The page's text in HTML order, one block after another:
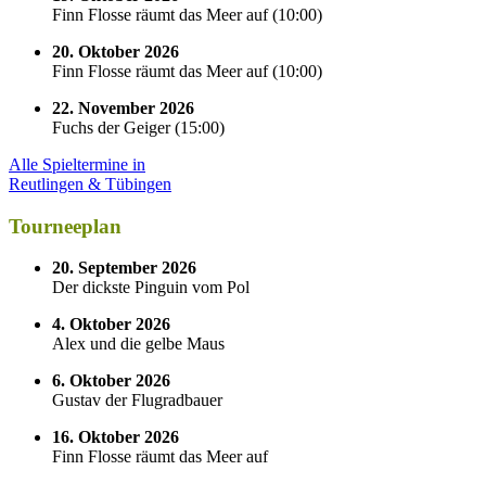
Finn Flosse räumt das Meer auf(10:00)
20. Oktober 2026
Finn Flosse räumt das Meer auf(10:00)
22. November 2026
Fuchs der Geiger(15:00)
Alle Spieltermine in
Reutlingen & Tübingen
Tourneeplan
20. September 2026
Der dickste Pinguin vom Pol
4. Oktober 2026
Alex und die gelbe Maus
6. Oktober 2026
Gustav der Flugradbauer
16. Oktober 2026
Finn Flosse räumt das Meer auf